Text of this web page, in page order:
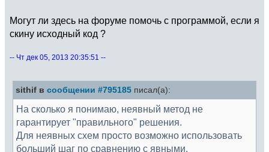
Могут ли здесь на форуме помочь с программой, если я
скину исходный код ?
-- Чт дек 05, 2013 20:35:51 --
sithif в сообщении #795185 писал(а):
На сколько я понимаю, неявный метод не
гарантирует "правильного" решения.
Для неявных схем просто возможно использовать
больший шаг по сравнению с явными.